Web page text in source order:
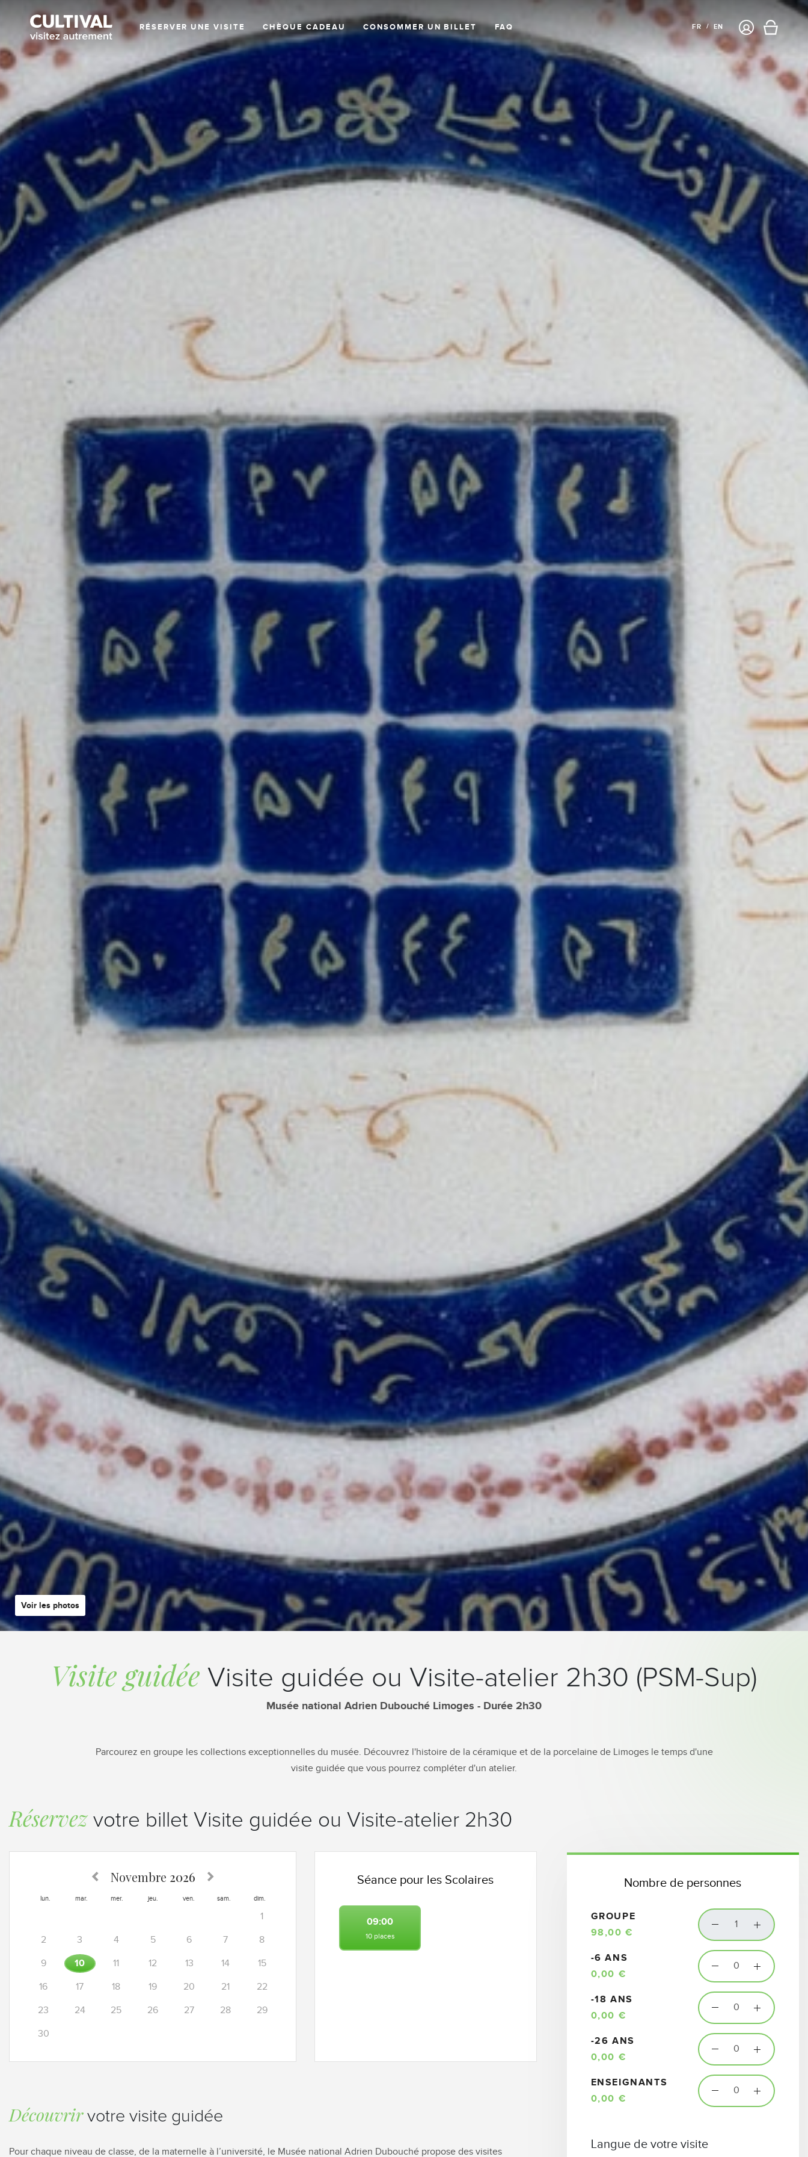
RÉSERVER UNE VISITE CHÈQUE CADEAU CONSOMMER UN BILLET FAQ FR EN Connexion
Panier
Voir les photos
Visite guidée Visite guidée ou Visite-atelier 2h30 (PSM-Sup)
Musée national Adrien Dubouché Limoges - Durée 2h30
Parcourez en groupe les collections exceptionnelles du musée. Découvrez l'histoire de la céramique et de la porcelaine de Limoges le temps d'une
visite guidée que vous pourrez compléter d'un atelier.
Réservezvotre billet Visite guidée ou Visite-atelier 2h30
Novembre 2026
lun. mar. mer. jeu. ven. sam. dim.
1
2 3 4 5 6 7 8
9 10 11 12 13 14 15
16 17 18 19 20 21 22
23 24 25 26 27 28 29
30
Séance pour les Scolaires
09:00
10 places
Découvrirvotre visite guidée
Pour chaque niveau de classe, de la maternelle à l’université, le Musée national Adrien Dubouché propose des visites
Nombre de personnes
GROUPE
98,00 €
-6 ANS
0,00 €
-18 ANS
0,00 €
-26 ANS
0,00 €
ENSEIGNANTS
0,00 €
Langue de votre visite